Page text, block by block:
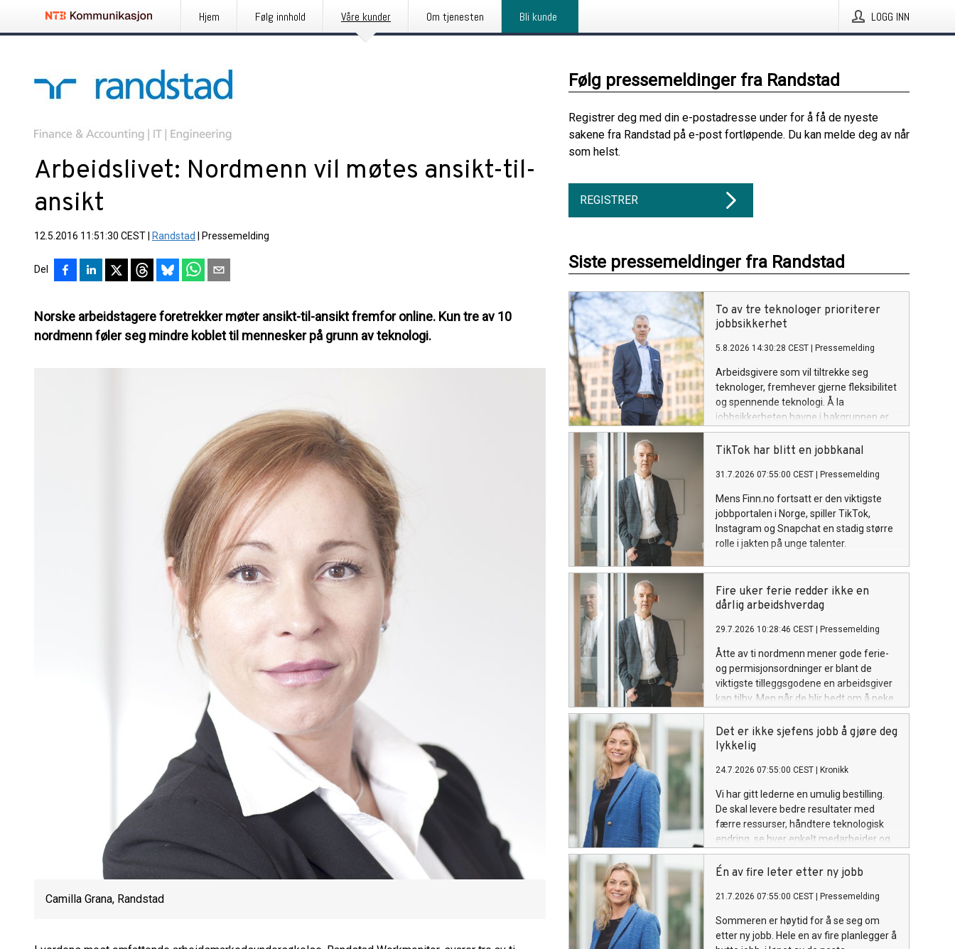
Hjem Følg innhold Våre kunder Om tjenesten Bli kunde LOGG INN
Arbeidslivet: Nordmenn vil møtes ansikt-til-
ansikt
12.5.2016 11:51:30 CEST Randstad Pressemelding
Del
Norske arbeidstagere foretrekker møter ansikt-til-ansikt fremfor online. Kun tre av 10
nordmenn føler seg mindre koblet til mennesker på grunn av teknologi.
Camilla Grana, Randstad
Følg pressemeldinger fra Randstad
Registrer deg med din e-postadresse under for å få de nyeste
sakene fra Randstad på e-post fortløpende. Du kan melde deg av når
som helst.
REGISTRER
Siste pressemeldinger fra Randstad
To av tre teknologer prioriterer
jobbsikkerhet
5.8.2026 14:30:28 CEST Pressemelding
Arbeidsgivere som vil tiltrekke seg
teknologer, fremhever gjerne fleksibilitet
og spennende teknologi. Å la
jobbsikkerheten havne i bakgrunnen er
en tabbe. I Randstads siste
undersøkelse svarer 66 prosent av
når de vurderer en arbeidsgiver, mot 55
TikTok har blitt en jobbkanal
31.7.2026 07:55:00 CEST Pressemelding
Mens Finn.no fortsatt er den viktigste
jobbportalen i Norge, spiller TikTok,
Instagram og Snapchat en stadig større
rolle i jakten på unge talenter.
Fire uker ferie redder ikke en
dårlig arbeidshverdag
29.7.2026 10:28:46 CEST Pressemelding
Åtte av ti nordmenn mener gode ferie-
og permisjonsordninger er blant de
viktigste tilleggsgodene en arbeidsgiver
kan tilby. Men når de blir bedt om å peke
på hva som faktisk skaper god balanse
mellom jobb og fritid, så er det
arbeidsmiljøet resten av året som betyr
Det er ikke sjefens jobb å gjøre deg
lykkelig
24.7.2026 07:55:00 CEST Kronikk
Vi har gitt lederne en umulig bestilling.
De skal levere bedre resultater med
færre ressurser, håndtere teknologisk
endring, se hver enkelt medarbeider og
samtidig sørge for at alle er motiverte.
Når arbeidsdagen butter, peker vi
arbeidsliv også krever noe av den som
Én av fire leter etter ny jobb
21.7.2026 07:55:00 CEST Pressemelding
Sommeren er høytid for å se seg om
etter ny jobb. Hele en av fire planlegger å